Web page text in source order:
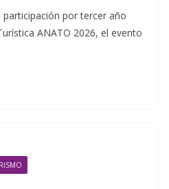
por tercer año
ANATO 2026, el evento